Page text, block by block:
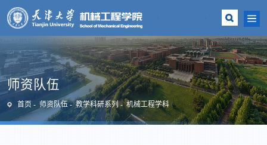
师资队伍
首页 师资队伍 教学科研系列 机械工程学科